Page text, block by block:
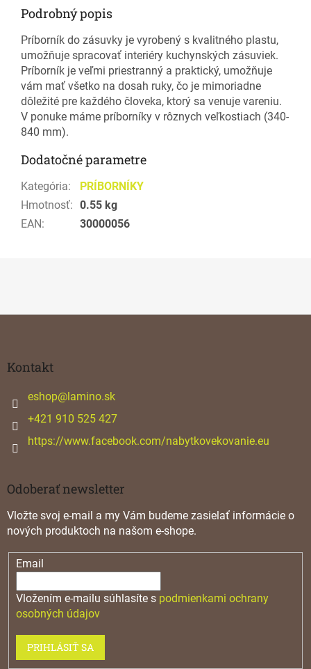
Podrobný popis
Príborník do zásuvky je vyrobený s kvalitného plastu,
umožňuje spracovať interiéry kuchynských zásuviek.
Príborník je veľmi priestranný a praktický, umožňuje
vám mať všetko na dosah ruky, čo je mimoriadne
dôležité pre každého človeka, ktorý sa venuje vareniu.
V ponuke máme príborníky v rôznych veľkostiach (340-
840 mm).
Dodatočné parametre
Kategória:
PRÍBORNÍKY
Hmotnosť: 0.55 kg
EAN: 30000056
Kontakt
eshop@lamino.sk
+421 910 525 427
https://www.facebook.com/nabytkovekovanie.eu
Odoberať newsletter
Vložte svoj e-mail a my Vám budeme zasielať informácie o
nových produktoch na našom e-shope.
Email
Vložením e-mailu súhlasíte s podmienkami ochrany
osobných údajov
PRIHLÁSIŤ SA